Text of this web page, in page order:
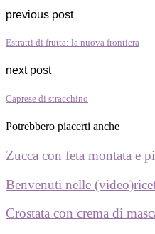
previous post
Estratti di frutta: la nuova frontiera
next post
Caprese di stracchino
Potrebbero piacerti anche
Zucca con feta montata e
Benvenuti nelle
Crostata con crema di